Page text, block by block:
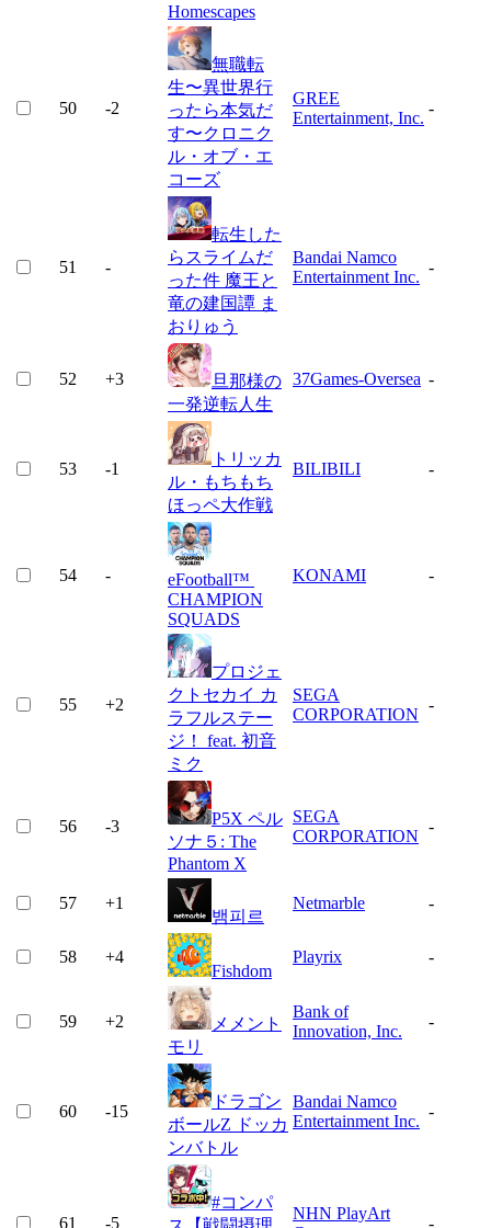
Homescapes
50 -2
無職転
生〜異世界行
ったら本気だ
す〜クロニク
ル・オブ・エ
コーズ
GREE
Entertainment, Inc.
-
51 -
転生した
らスライムだ
った件 魔王と
竜の建国譚 ま
おりゅう
Bandai Namco
Entertainment Inc.
-
52 +3
旦那様の
一発逆転人生
37Games-Oversea -
53 -1
トリッカ
ル・もちもち
ほっペ大作戦
BILIBILI -
54 -
eFootball™
CHAMPION
SQUADS
KONAMI -
55 +2
プロジェ
クトセカイ カ
ラフルステー
ジ！ feat. 初音
ミク
SEGA
CORPORATION
-
56 -3
P5X ペル
ソナ５: The
Phantom X
SEGA
CORPORATION
-
57 +1
뱀피르
Netmarble -
58 +4
Fishdom
Playrix -
59 +2
メメント
モリ
Bank of
Innovation, Inc.
-
60 -15
ドラゴン
ボールZ ドッカ
ンバトル
Bandai Namco
Entertainment Inc.
-
61 -5
#コンパ
NHN PlayArt
-